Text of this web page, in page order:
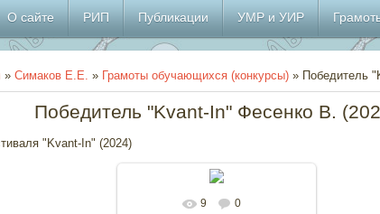
О сайте РИП Публикации УМР и УИР
» Симаков Е.Е. » Грамоты обучающихся (конкурсы) » Победитель
Победитель "Kvant-In" Фесенко В.
"Kvant-In" (2024)
В реальном размере
9 0